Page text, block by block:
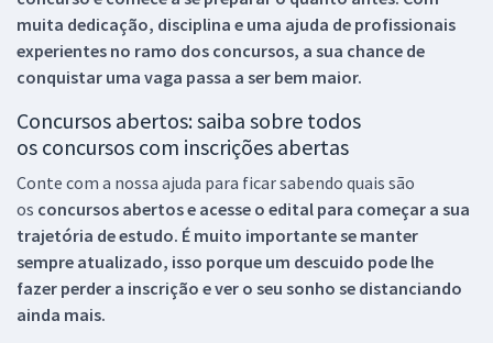
muita dedicação, disciplina e uma ajuda de profissionais
experientes no ramo dos concursos, a sua chance de
conquistar uma vaga passa a ser bem maior.
Concursos abertos: saiba sobre todos
os concursos com inscrições abertas
Conte com a nossa ajuda para ficar sabendo quais são
os concursos abertos e acesse o edital para começar a sua
trajetória de estudo. É muito importante se manter
sempre atualizado, isso porque um descuido pode lhe
fazer perder a inscrição e ver o seu sonho se distanciando
ainda mais.